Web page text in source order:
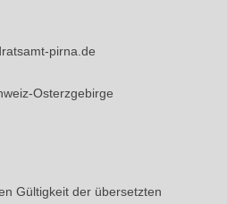
pirna.de
Osterzgebirge
Gültigkeit der übersetzten